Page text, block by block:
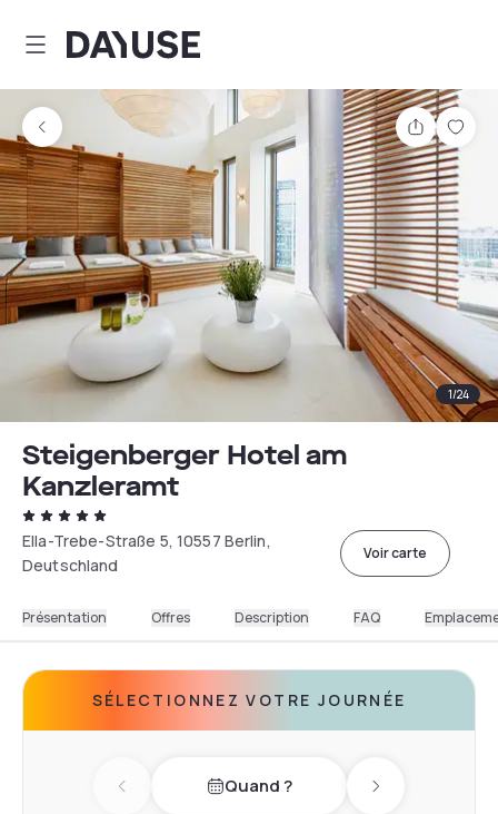
Dayuse
Partager
1/24
Steigenberger Hotel am
Kanzleramt
Ella-Trebe-Straße 5, 10557 Berlin,
Deutschland
Voir carte
Présentation Offres Description FAQ
SÉLECTIONNEZ VOTRE JOURNÉE
Previous dayQuand ? Next day